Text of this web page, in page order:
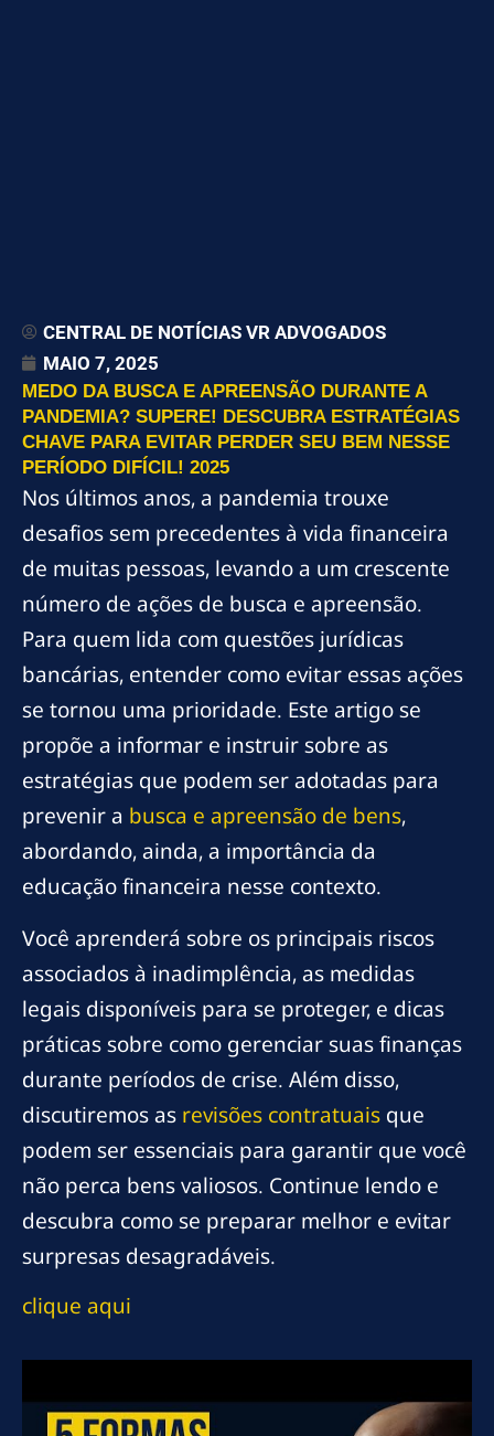
CENTRAL DE NOTÍCIAS VR ADVOGADOS
MAIO 7, 2025
MEDO DA BUSCA E APREENSÃO DURANTE A
PANDEMIA? SUPERE! DESCUBRA ESTRATÉGIAS
CHAVE PARA EVITAR PERDER SEU BEM NESSE
PERÍODO DIFÍCIL! 2025
Nos últimos anos, a pandemia trouxe
desafios sem precedentes à vida financeira
de muitas pessoas, levando a um crescente
número de ações de busca e apreensão.
Para quem lida com questões jurídicas
bancárias, entender como evitar essas ações
se tornou uma prioridade. Este artigo se
propõe a informar e instruir sobre as
estratégias que podem ser adotadas para
prevenir a busca e apreensão de bens,
abordando, ainda, a importância da
educação financeira nesse contexto.
Você aprenderá sobre os principais riscos
associados à inadimplência, as medidas
legais disponíveis para se proteger, e dicas
práticas sobre como gerenciar suas finanças
durante períodos de crise. Além disso,
discutiremos as revisões contratuais que
podem ser essenciais para garantir que você
não perca bens valiosos. Continue lendo e
descubra como se preparar melhor e evitar
surpresas desagradáveis.
clique aqui